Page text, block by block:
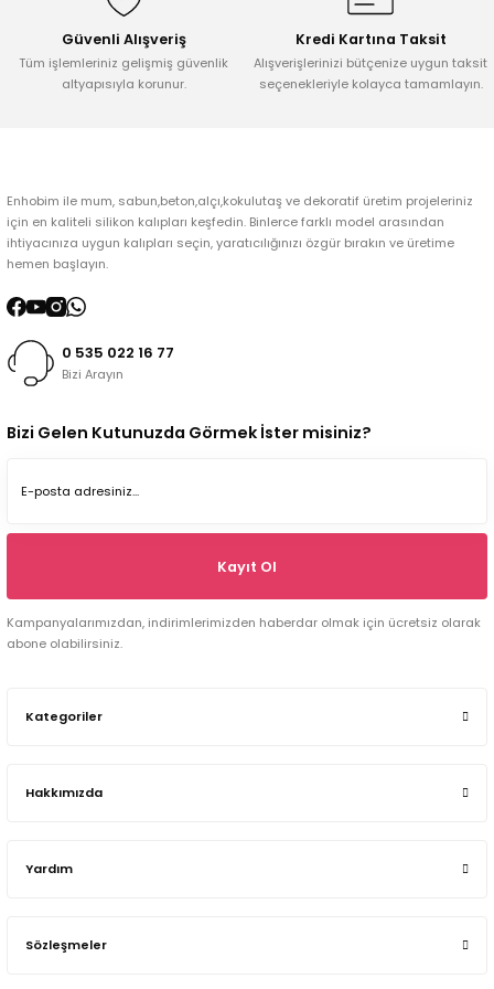
Bu ürüne benzer farklı alternatifler olmalı.
Güvenli Alışveriş
Tüm işlemleriniz gelişmiş güvenlik
altyapısıyla korunur.
Kredi Kartına Taksit
Alışverişlerinizi bütçenize uygun taksit
seçenekleriyle kolayca tamamlayın.
Enhobim ile mum, sabun,beton,alçı,kokulutaş ve dekoratif üretim projeleriniz
için en kaliteli silikon kalıpları keşfedin. Binlerce farklı model arasından
ihtiyacınıza uygun kalıpları seçin, yaratıcılığınızı özgür bırakın ve üretime
hemen başlayın.
0 535 022 16 77
Bizi Arayın
Kategoriler
Hakkımızda
Yardım
Sözleşmeler
Bizi Gelen Kutunuzda Görmek İster misiniz?
Kayıt Ol
Kampanyalarımızdan, indirimlerimizden haberdar olmak için ücretsiz olarak
abone olabilirsiniz.